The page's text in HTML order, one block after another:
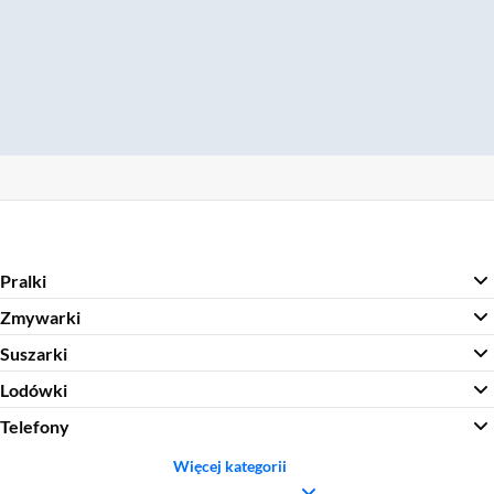
Pralki
Zmywarki
Suszarki
Lodówki
Telefony
Więcej kategorii